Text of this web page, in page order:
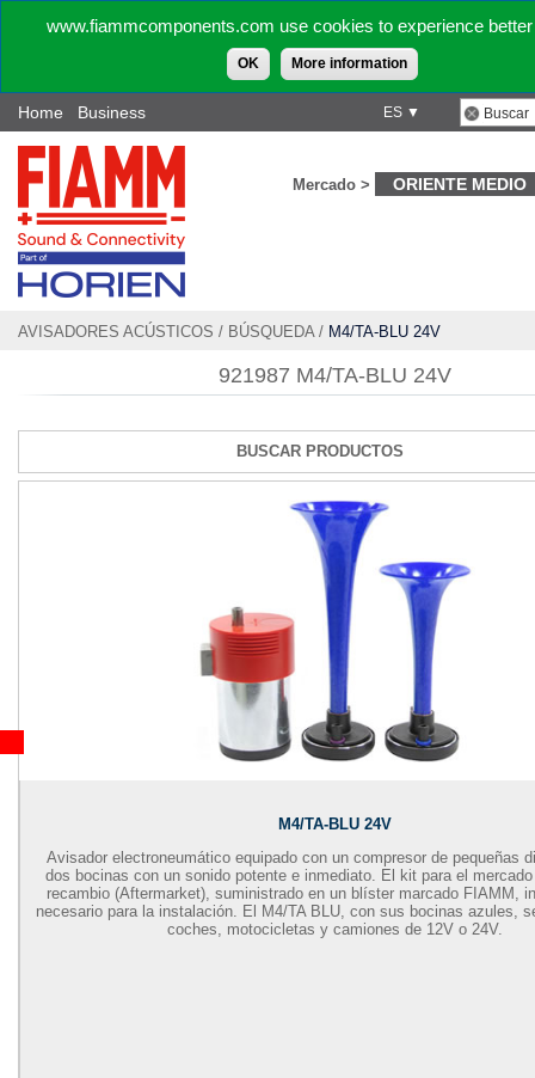
www.fiammcomponents.com use cookies to experience
OK More information
ES ▼
Home Business
Mercado > ORIENTE MEDIO
AVISADORES ACÚSTICOS / BÚSQUEDA/ M4/TA-BLU 24V
921987 M4/TA-BLU 24V
BUSCAR PRODUCTOS
M4/TA-BLU 24V
Avisador electroneumático equipado con un compresor de pequeñas
dos bocinas con un sonido potente e inmediato. El kit para el
recambio (Aftermarket), suministrado en un blíster marcado FIAMM,
necesario para la instalación. El M4/TA BLU, con sus bocinas azules,
coches, motocicletas y camiones de 12V o 24V.